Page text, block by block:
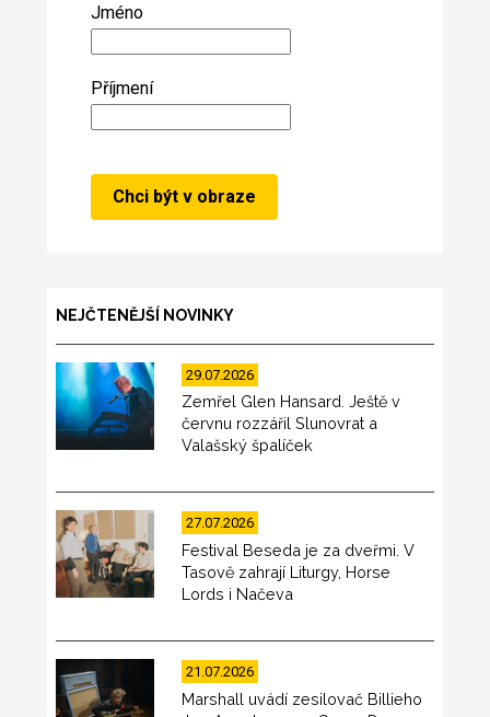
Jméno
Příjmení
NEJČTENĚJŠÍ NOVINKY
29.07.2026
Zemřel Glen Hansard. Ještě v
červnu rozzářil Slunovrat a
Valašský špalíček
27.07.2026
Festival Beseda je za dveřmi. V
Tasově zahrají Liturgy, Horse
Lords i Načeva
21.07.2026
Marshall uvádí zesilovač Billieho